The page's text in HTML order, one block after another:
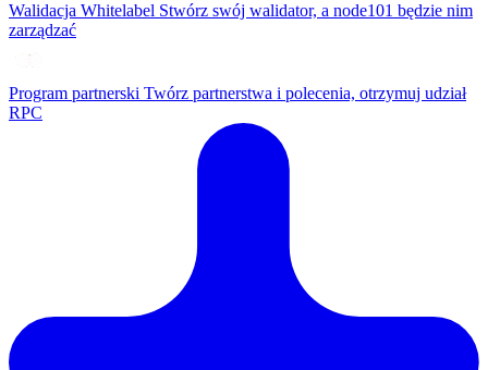
Walidacja Whitelabel Stwórz swój walidator, a node101 będzie nim
zarządzać
Program partnerski Twórz partnerstwa i polecenia, otrzymuj udział
RPC